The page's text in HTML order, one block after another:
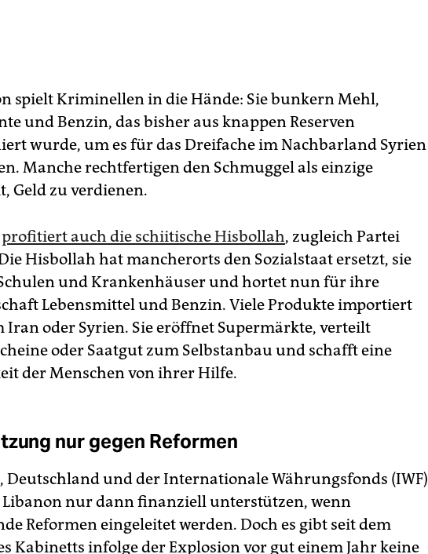
spielt Kriminellen in die Hände: Sie bunkern Mehl,
und Benzin, das bisher aus knappen Reserven
wurde, um es für das Dreifache im Nachbarland Syrien
Manche rechtfertigen den Schmuggel als einzige
Geld zu verdienen.
profitiert auch die schiitische Hisbollah, zugleich Partei
Hisbollah hat mancherorts den Sozialstaat ersetzt, sie
und Krankenhäuser und hortet nun für ihre
Lebensmittel und Benzin. Viele Produkte importiert
Iran oder Syrien. Sie eröffnet Supermärkte, verteilt
oder Saatgut zum Selbstanbau und schafft eine
der Menschen von ihrer Hilfe.
nur gegen Reformen
Deutschland und der Internationale Währungsfonds (IWF)
nur dann finanziell unterstützen, wenn
Reformen eingeleitet werden. Doch es gibt seit dem
Kabinetts infolge der Explosion vor gut einem Jahr keine